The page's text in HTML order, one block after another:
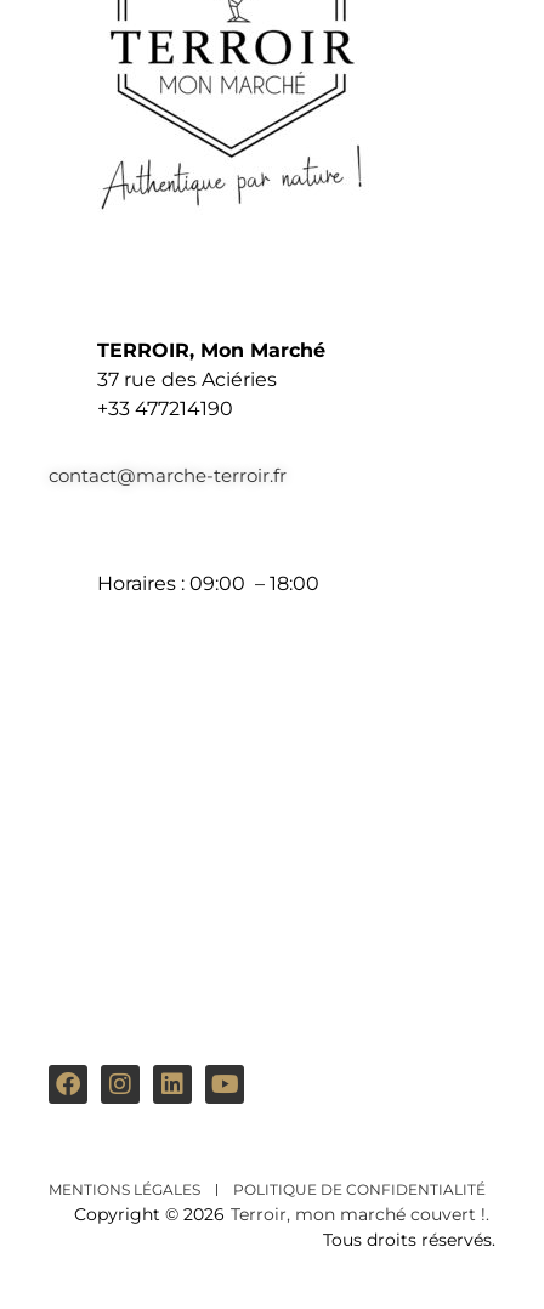
TERROIR, Mon Marché
37 rue des Aciéries
+33 477214190
contact@marche-terroir.fr
Horaires : 09:00 – 18:00
MENTIONS LÉGALES POLITIQUE DE CONFIDENTIALITÉ
Copyright © 2026 Terroir, mon marché couvert !.
Tous droits réservés.